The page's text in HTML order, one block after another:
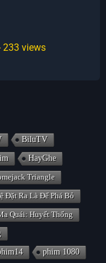
233 views
BiluTV
HayGhe
Triangle
Đặt Ra Là Để Phá Bỏ
Quái: Huyết Thống
phim 1080